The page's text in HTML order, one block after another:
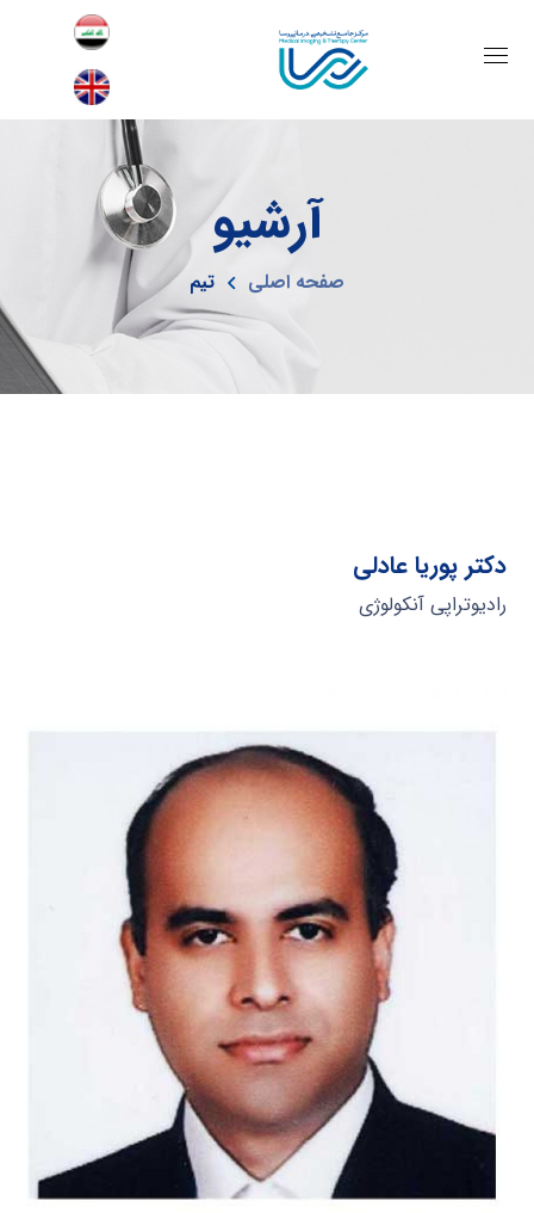
آرشیو
صفحه اصلی تیم
دکتر پوریا عادلی
رادیوتراپی آنکولوژی